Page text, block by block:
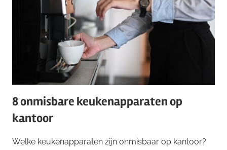
8 onmisbare keukenapparaten op
kantoor
Welke keukenapparaten zijn onmisbaar op kantoor?